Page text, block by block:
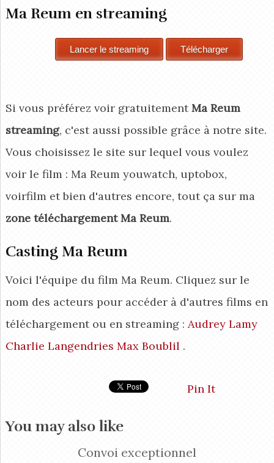
Ma Reum en streaming
Si vous préférez voir gratuitementMa Reum
streaming, c'est aussi possible grâce à notre site.
Vous choisissez le site sur lequel vous voulez
voir le film : Ma Reum youwatch, uptobox,
voirfilm et bien d'autres encore, tout ça sur ma
zone téléchargement Ma Reum.
Casting Ma Reum
Voici l'équipe du film Ma Reum. Cliquez sur le
nom des acteurs pour accéder à d'autres films en
téléchargement ou en streaming :Audrey Lamy
Charlie Langendries Max Boublil .
Pin It
You may also like
Convoi exceptionnel